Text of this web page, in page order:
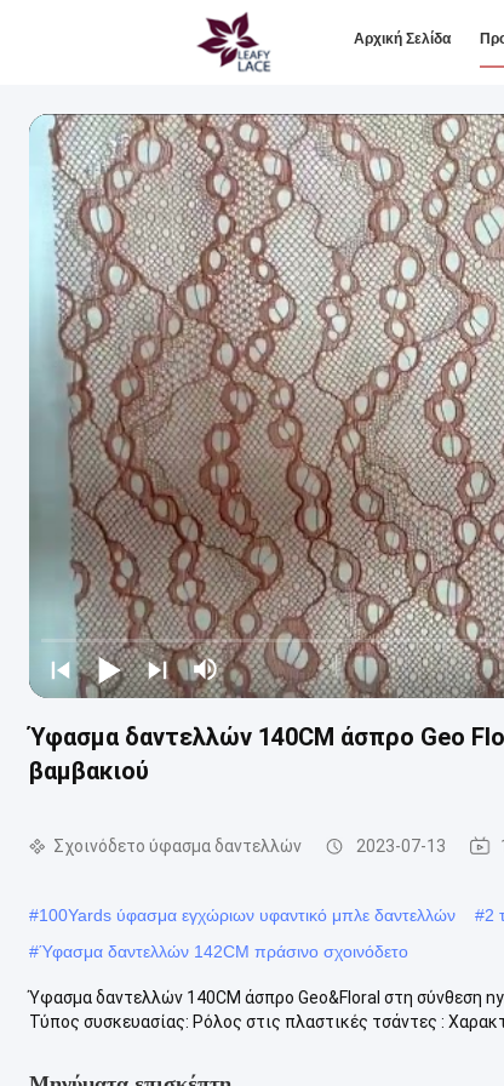
Αρχική Σελίδα
Ύφασμα δαντελλών 140CM άσπρο Geo
βαμβακιού
Σχοινόδετο ύφασμα δαντελλών 2023-07-13
#100Yards ύφασμα εγχώριων υφαντικό μπλε δαντελλών #2
#Ύφασμα δαντελλών 142CM πράσινο σχοινόδετο
Ύφασμα δαντελλών 140CM άσπρο Geo&Floral στη σύνθεση
Τύπος συσκευασίας: Ρόλος στις πλαστικές τσάντες :